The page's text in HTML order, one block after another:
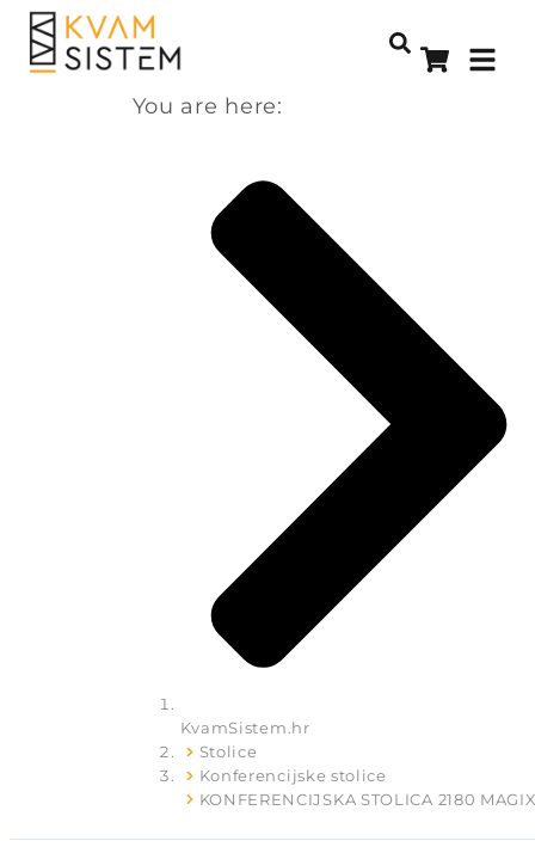
You are here:
KvamSistem.hr
Stolice
Konferencijske stolice
KONFERENCIJSKA STOLICA 2180